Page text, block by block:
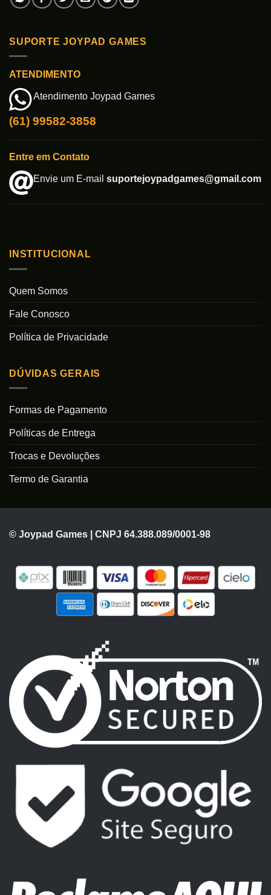
SUPORTE JOYPAD GAMES
ATENDIMENTO
Atendimento Joypad Games
(61) 99582-3858
Entre em Contato
Envie um E-mail suportejoypadgames@gmail.com
INSTITUCIONAL
Quem Somos
Fale Conosco
Política de Privacidade
DÚVIDAS GERAIS
Formas de Pagamento
Políticas de Entrega
Trocas e Devoluções
Termo de Garantia
© Joypad Games | CNPJ 64.388.089/0001-98